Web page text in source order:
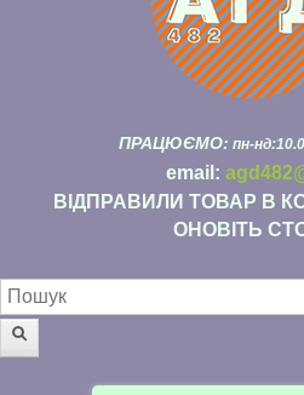
ПРАЦЮЄМО: пн-
email:
ВІДПРАВИЛИ ТОВАР В
ОНОВІТЬ
Пошукова форма